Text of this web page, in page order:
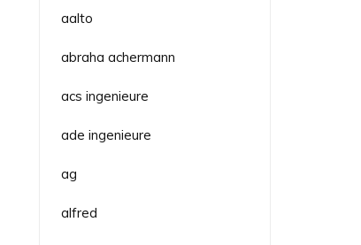
aalto
abraha achermann
acs ingenieure
ade ingenieure
ag
alfred